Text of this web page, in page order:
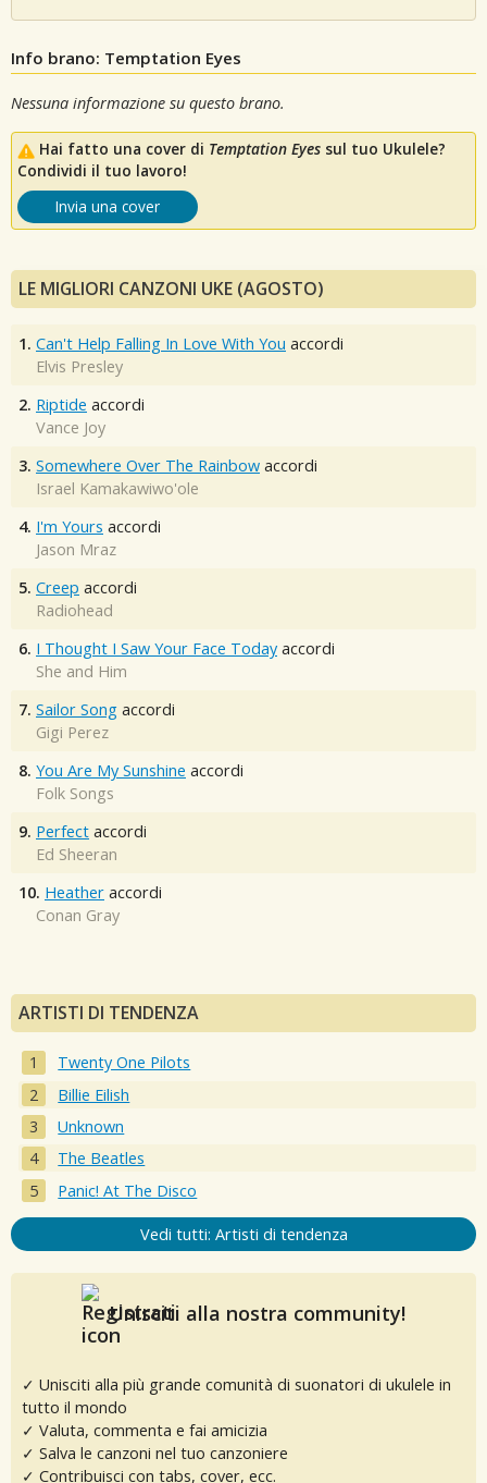
Info brano: Temptation Eyes
Nessuna informazione su questo brano.
Hai fatto una cover di Temptation Eyes sul tuo Ukulele?
Condividi il tuo lavoro!
Invia una cover
LE MIGLIORI CANZONI UKE (AGOSTO)
1. Can't Help Falling In Love With You accordi
Elvis Presley
2. Riptide accordi
Vance Joy
3. Somewhere Over The Rainbow accordi
Israel Kamakawiwo'ole
4. I'm Yours accordi
Jason Mraz
5. Creep accordi
Radiohead
6. I Thought I Saw Your Face Today accordi
She and Him
7. Sailor Song accordi
Gigi Perez
8. You Are My Sunshine accordi
Folk Songs
9. Perfect accordi
Ed Sheeran
10. Heather accordi
Conan Gray
ARTISTI DI TENDENZA
Twenty One Pilots
Billie Eilish
Unknown
The Beatles
Panic! At The Disco
Vedi tutti: Artisti di tendenza
Unisciti alla nostra community!
✓ Unisciti alla più grande comunità di suonatori di ukulele in
tutto il mondo
✓ Valuta, commenta e fai amicizia
✓ Salva le canzoni nel tuo canzoniere
✓ Contribuisci con tabs, cover, ecc.